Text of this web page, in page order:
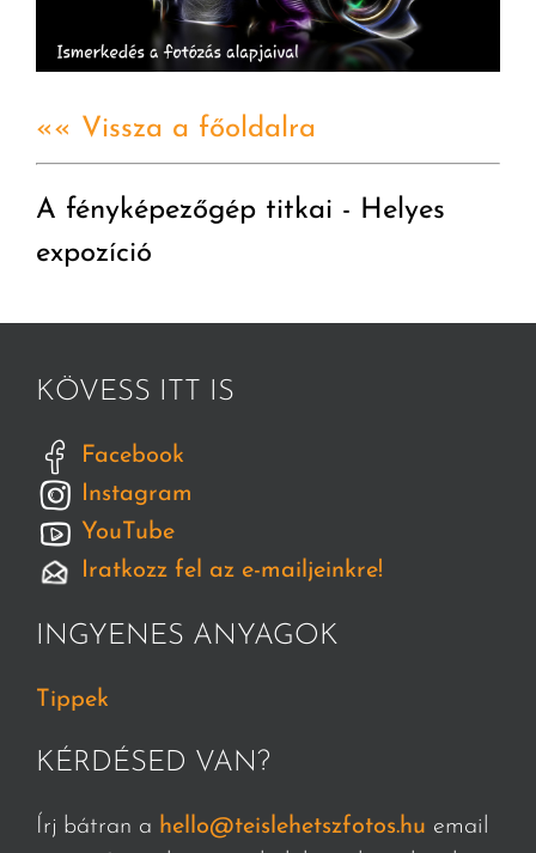
«« Vissza a főoldalra
A fényképezőgép titkai - Helyes
expozíció
KÖVESS ITT IS
Facebook
Instagram
YouTube
Iratkozz fel az e-mailjeinkre!
INGYENES ANYAGOK
Tippek
KÉRDÉSED VAN?
Írj bátran a hello@teislehetszfotos.hu email